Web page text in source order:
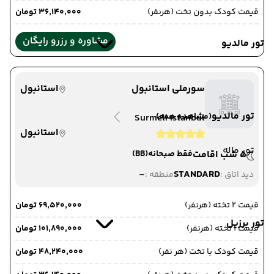
تور مالدیو
تور مالدیو(مشاهده همه)
تور ماله
تور برزیل
قیمت کودک بدون تخت (هرنفر) ۳۶٬۱۴۰٬۰۰۰ تومان
مشاوره و رزرو رایگان
سورملی استانبول
استانبول
Surmeli Istanbul
استانبول
5 شب اقامت
فقط صبحانه(BB)
دید اتاق :STANDARDمنطقه :-
قیمت 2 تخته (هرنفر)
۶۹٬۵۲۰٬۰۰۰ تومان
قیمت 1 تخته (هرنفر)
۱۰۱٬۸۹۰٬۰۰۰ تومان
قیمت کودک با تخت (هر نفر)
۴۸٬۲۴۰٬۰۰۰ تومان